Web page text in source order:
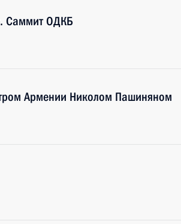
Саммит ОДКБ
Армении Николом Пашиняном